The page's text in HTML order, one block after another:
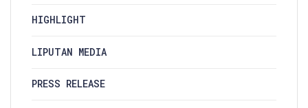
HIGHLIGHT
LIPUTAN MEDIA
PRESS RELEASE